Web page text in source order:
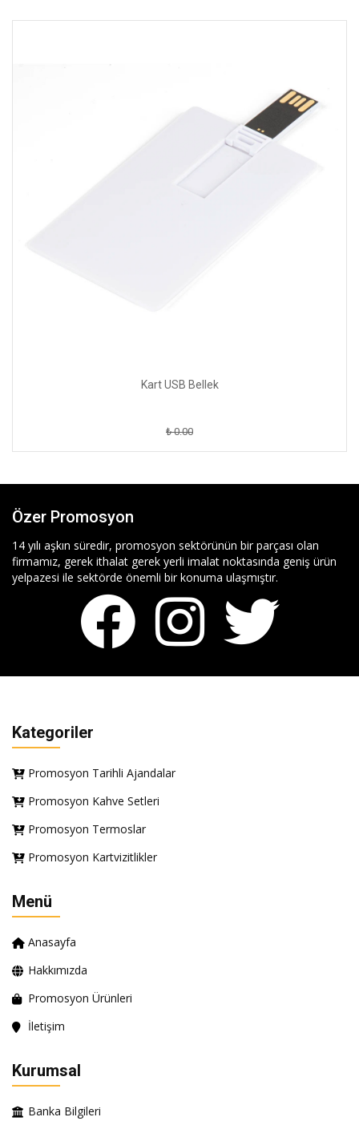
Kart USB Bellek
₺ 0.00
Özer Promosyon
14 yılı aşkın süredir, promosyon sektörünün bir parçası olan
firmamız, gerek ithalat gerek yerli imalat noktasında geniş ürün
yelpazesi ile sektörde önemli bir konuma ulaşmıştır.
Kategoriler
Promosyon Tarihli Ajandalar
Promosyon Kahve Setleri
Promosyon Termoslar
Promosyon Kartvizitlikler
Menü
Anasayfa
Hakkımızda
Promosyon Ürünleri
İletişim
Kurumsal
Banka Bilgileri